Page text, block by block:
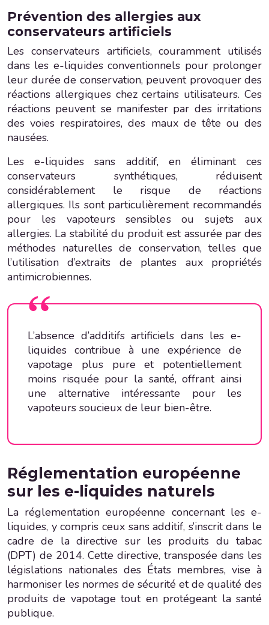
Prévention des allergies aux
conservateurs artificiels
Les conservateurs artificiels, couramment utilisés
dans les e-liquides conventionnels pour prolonger
leur durée de conservation, peuvent provoquer des
réactions allergiques chez certains utilisateurs. Ces
réactions peuvent se manifester par des irritations
des voies respiratoires, des maux de tête ou des
nausées.
Les e-liquides sans additif, en éliminant ces
conservateurs synthétiques, réduisent
considérablement le risque de réactions
allergiques. Ils sont particulièrement recommandés
pour les vapoteurs sensibles ou sujets aux
allergies. La stabilité du produit est assurée par des
méthodes naturelles de conservation, telles que
l’utilisation d’extraits de plantes aux propriétés
antimicrobiennes.
L’absence d’additifs artificiels dans les e-
liquides contribue à une expérience de
vapotage plus pure et potentiellement
moins risquée pour la santé, offrant ainsi
une alternative intéressante pour les
vapoteurs soucieux de leur bien-être.
Réglementation européenne
sur les e-liquides naturels
La réglementation européenne concernant les e-
liquides, y compris ceux sans additif, s’inscrit dans le
cadre de la directive sur les produits du tabac
(DPT) de 2014. Cette directive, transposée dans les
législations nationales des États membres, vise à
harmoniser les normes de sécurité et de qualité des
produits de vapotage tout en protégeant la santé
publique.